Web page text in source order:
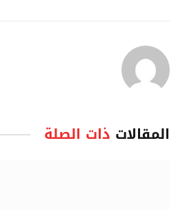
المقالات ذات الصلة